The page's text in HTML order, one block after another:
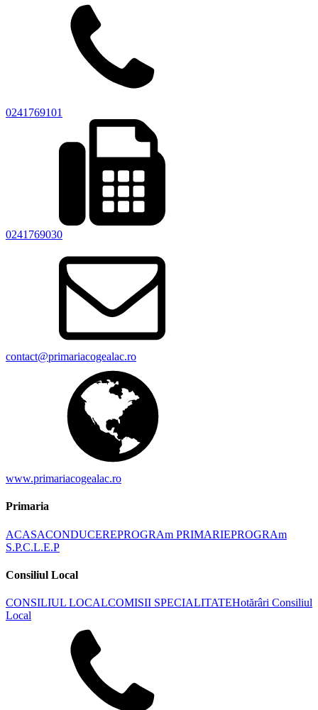
0241769101
0241769030
contact@primariacogealac.ro
www.primariacogealac.ro
Primaria
ACASACONDUCEREPROGRAm PRIMARIEPROGRAm
S.P.C.L.E.P
Consiliul Local
CONSILIUL LOCALCOMISII SPECIALITATEHotărâri Consiliul
Local